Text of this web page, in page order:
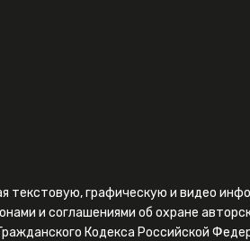
текстовую, графическую и видео
и соглашениями об охране
Кодекса Российской